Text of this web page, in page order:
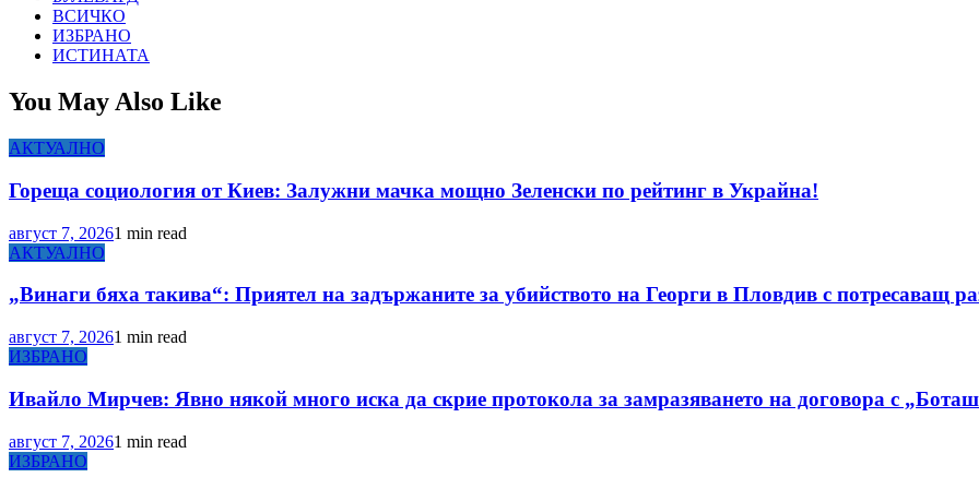
ВСИЧКО
ИЗБРАНО
ИСТИНАТА
You May Also Like
АКТУАЛНО
Гореща социология от Киев: Залужни мачка мощно Зеленски по рейтинг в Украйна!
август 7, 20261 min read
АКТУАЛНО
„Винаги бяха такива“: Приятел на задържаните за убийството на Георги в Пловдив с потресаващ
август 7, 20261 min read
ИЗБРАНО
Ивайло Мирчев: Явно някой много иска да скрие протокола за замразяването на договора с
август 7, 20261 min read
ИЗБРАНО